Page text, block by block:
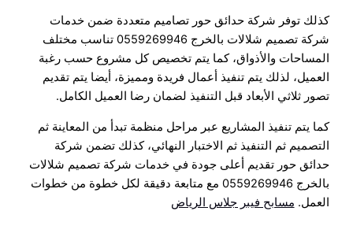
كذلك توفر شركة حدائق حور تصاميم متعددة ضمن خدمات
شركة تصميم شلالات بالخرج 0559269946 تناسب مختلف
المساحات والأذواق، كما يتم تخصيص كل مشروع حسب رغبة
العميل، لذلك يتم تنفيذ أعمال فريدة ومميزة، أيضا يتم تقديم
تصور ثلاثي الأبعاد قبل التنفيذ لضمان رضا العميل الكامل.
كما يتم تنفيذ المشاريع عبر مراحل منظمة تبدأ من المعاينة ثم
التصميم ثم التنفيذ ثم الاختبار النهائي، كذلك تضمن شركة
حدائق حور تقديم أعلى جودة في خدمات شركة تصميم شلالات
بالخرج 0559269946 مع متابعة دقيقة لكل خطوة من خطوات
العمل. مسابح فيبر جلاس الرياض